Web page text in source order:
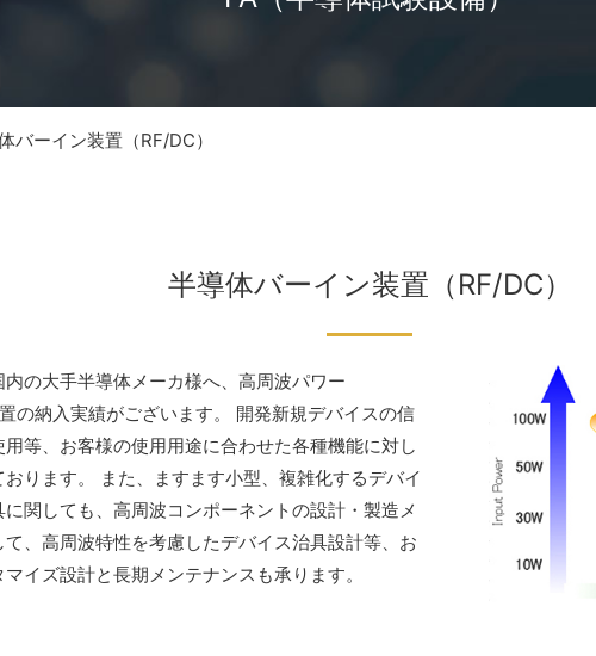
バーイン装置（RF/DC）
半導体バーイン装置（RF/DC）
の大手半導体メーカ様へ、高周波パワー
の納入実績がございます。 開発新規デバイスの信
等、お客様の使用用途に合わせた各種機能に対し
ります。 また、ますます小型、複雑化するデバイ
関しても、高周波コンポーネントの設計・製造メ
、高周波特性を考慮したデバイス治具設計等、お
イズ設計と長期メンテナンスも承ります。